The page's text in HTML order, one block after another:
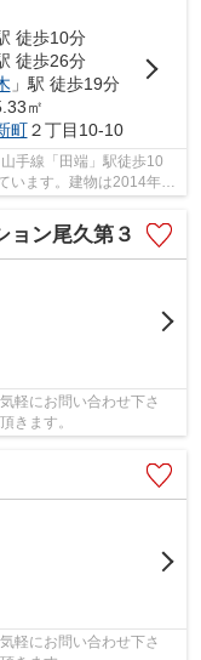
徒歩10分
徒歩26分
」駅 徒歩19分
㎡
町２丁目10-10
手線「田端」駅徒歩10
います。建物は2014年7
ョン尾久第３
軽にお問い合わせ下さ
きます。
軽にお問い合わせ下さ